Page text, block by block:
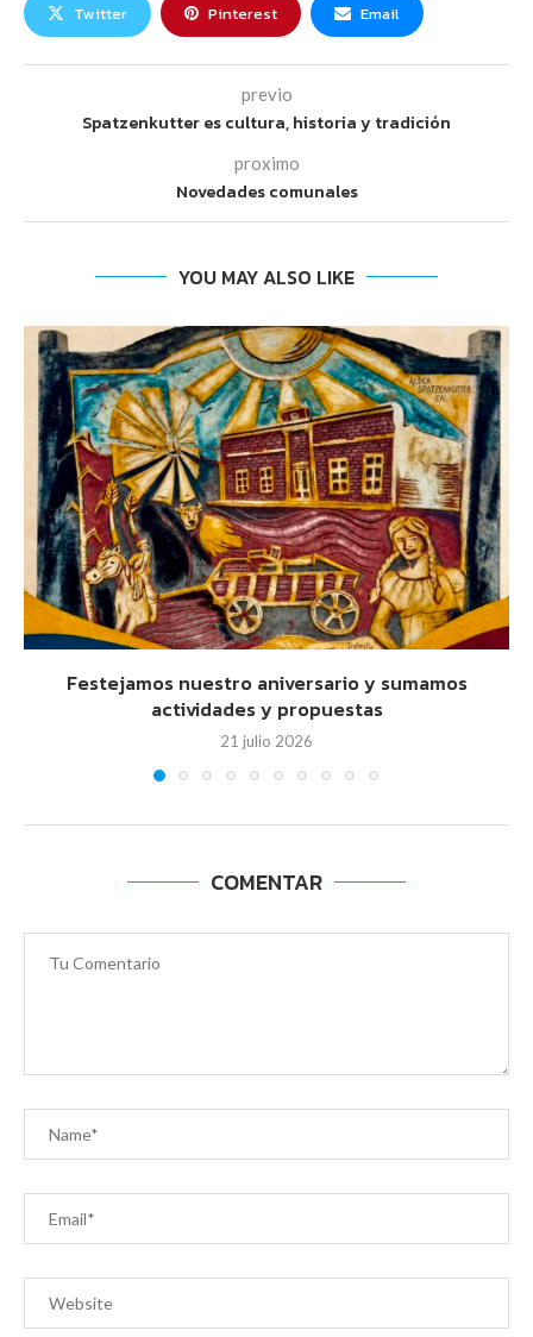
Twitter Pinterest Email
previo
Spatzenkutter es cultura, historia y tradición
proximo
Novedades comunales
YOU MAY ALSO LIKE
Festejamos nuestro aniversario y sumamos
actividades y propuestas
21 julio 2026
COMENTAR